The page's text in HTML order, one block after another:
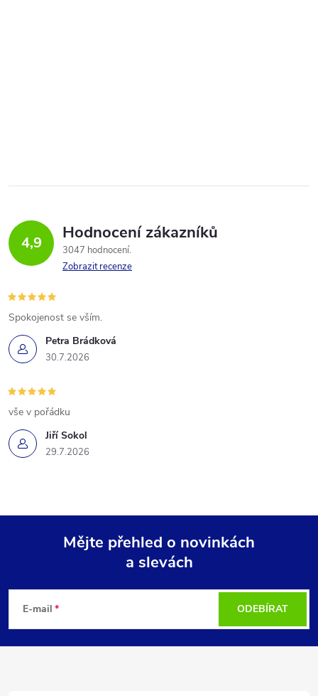
4,9 Hodnocení zákazníků
3047 hodnocení
Zobrazit recenze
Petra Brádková
30.7.2026
Spokojenost se vším.
Jiří Sokol
29.7.2026
vše v pořádku
p
Mějte přehled o novinkách
a slevách
E-mail ODEBÍRAT